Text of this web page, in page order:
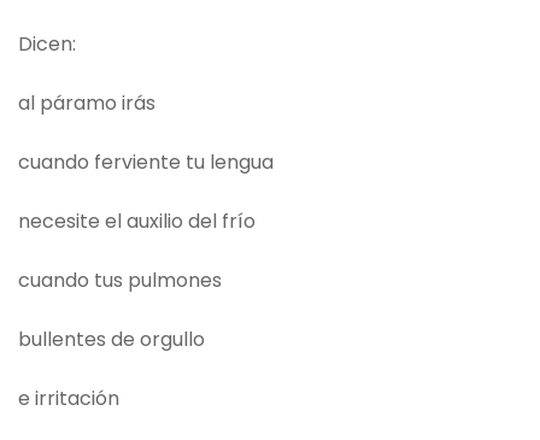
Dicen:
al páramo irás
cuando ferviente tu lengua
necesite el auxilio del frío
cuando tus pulmones
bullentes de orgullo
e irritación